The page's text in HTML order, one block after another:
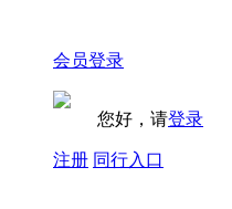
会员登录
您好，请登录
注册 同行入口